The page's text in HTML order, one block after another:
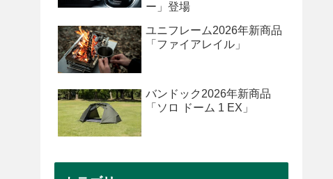
ー」登場
ユニフレーム2026年新商品
「ファイアレイル」
バンドック2026年新商品
「ソロ ドーム 1 EX」